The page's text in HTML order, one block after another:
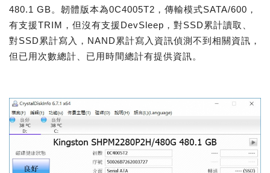
480.1 GB。韌體版本為0C4005T2，傳輸模式SATA/600，
有支援TRIM，但沒有支援DevSleep，對SSD累計讀取、
對SSD累計寫入，NAND累計寫入資訊偵測不到相關資訊，
但已用次數總計、已用時間總計有提供資訊。